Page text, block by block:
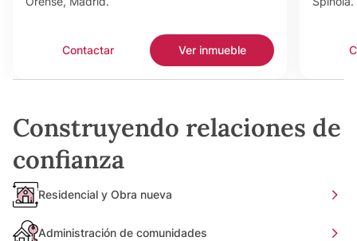
Contactar Ver inmueble
Construyendo relaciones de
confianza
Residencial y Obra nueva
Administración de comunidades